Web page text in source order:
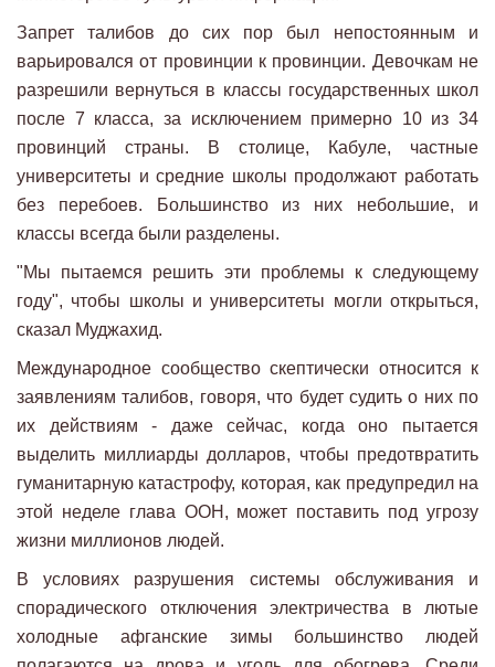
Запрет талибов до сих пор был непостоянным и
варьировался от провинции к провинции. Девочкам не
разрешили вернуться в классы государственных школ
после 7 класса, за исключением примерно 10 из 34
провинций страны. В столице, Кабуле, частные
университеты и средние школы продолжают работать
без перебоев. Большинство из них небольшие, и
классы всегда были разделены.
"Мы пытаемся решить эти проблемы к следующему
году", чтобы школы и университеты могли открыться,
сказал Муджахид.
Международное сообщество скептически относится к
заявлениям талибов, говоря, что будет судить о них по
их действиям - даже сейчас, когда оно пытается
выделить миллиарды долларов, чтобы предотвратить
гуманитарную катастрофу, которая, как предупредил на
этой неделе глава ООН, может поставить под угрозу
жизни миллионов людей.
В условиях разрушения системы обслуживания и
спорадического отключения электричества в лютые
холодные афганские зимы большинство людей